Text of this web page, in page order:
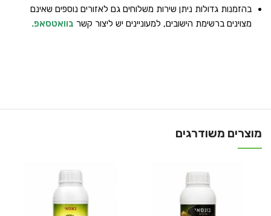
בהזמנות גדולות ניתן שירות משלוחים גם לאזורים נוספים שאינם
מצוינים ברשימת הישובים, למעוניינים יש ליצור קשר בוואטסאפ.
מוצרים משודרגים